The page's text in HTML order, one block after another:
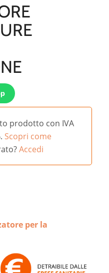
prodotto con IVA
Scopri come
Accedi
per la